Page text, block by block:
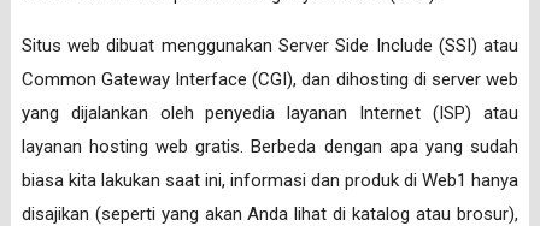
Situs web dibuat menggunakan Server Side Include (SSI) atau
Common Gateway Interface (CGI), dan dihosting di server web
yang dijalankan oleh penyedia layanan Internet (ISP) atau
layanan hosting web gratis. Berbeda dengan apa yang sudah
biasa kita lakukan saat ini, informasi dan produk di Web1 hanya
disajikan (seperti yang akan Anda lihat di katalog atau brosur),